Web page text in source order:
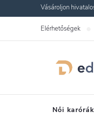
a
Vásároljon
Elérhetőségek
Női karórák